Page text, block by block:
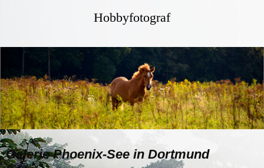
Hobbyfotograf
Galerie Phoenix-See in Dortmund